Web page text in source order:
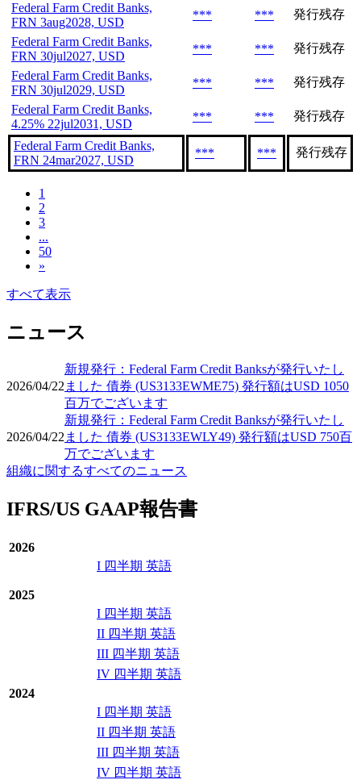
Federal Farm Credit Banks,
FRN 3aug2028, USD
*** ***
発行残存
Federal Farm Credit Banks,
FRN 30jul2027, USD
*** ***
発行残存
Federal Farm Credit Banks,
FRN 30jul2029, USD
*** ***
発行残存
Federal Farm Credit Banks,
4.25% 22jul2031, USD
*** *** 発行残存
Federal Farm Credit Banks,
FRN 24mar2027, USD
*** *** 発行残存
1
2
3
...
50
»
すべて表示
ニュース
2026/04/22
新規発行：Federal Farm Credit Banksが発行いたし
ました 債券 (US3133EWME75) 発行額はUSD 1050
百万でございます
2026/04/22
新規発行：Federal Farm Credit Banksが発行いたし
ました 債券 (US3133EWLY49) 発行額はUSD 750百
万でございます
組織に関するすべてのニュース
IFRS/US GAAP報告書
2026
I 四半期 英語
2025
I 四半期 英語
II 四半期 英語
III 四半期 英語
IV 四半期 英語
2024
I 四半期 英語
II 四半期 英語
III 四半期 英語
IV 四半期 英語